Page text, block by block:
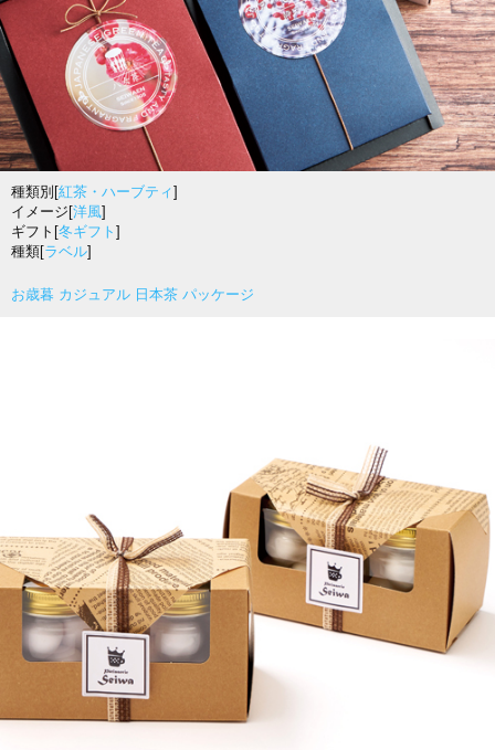
種類別[紅茶・ハーブティ]
イメージ[洋風]
ギフト[冬ギフト ]
種類[ラベル]
お歳暮 カジュアル 日本茶 パッケージ